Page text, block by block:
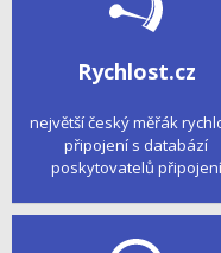
Rychlost.cz
největší český měřák
připojení s databází
poskytovatelů připojení